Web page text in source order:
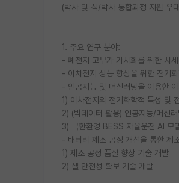
(박사 및 석/박사 통합과정 지원 우
1. 주요 연구 분야:
- 폐전지 고부가 가치화를 위한 차
- 이차전지 성능 향상을 위한 전기화
- 인공지능 및 머신러닝을 이용한
1) 이차전지의 전기화학적 특성 및
2) (빅데이터 활용) 인공지능/머신
3) 극한환경 BESS 자율운전 AI 모
- 배터리 제조 공정 개선을 통한 제
1) 제조 공정 품질 향상 기술 개발
2) 셀 안전성 확보 기술 개발